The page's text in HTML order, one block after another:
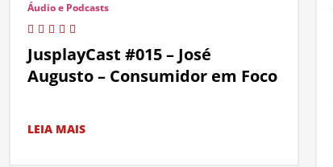
Áudio e Podcasts
JusplayCast #015 – José
Augusto – Consumidor em Foco
LEIA MAIS